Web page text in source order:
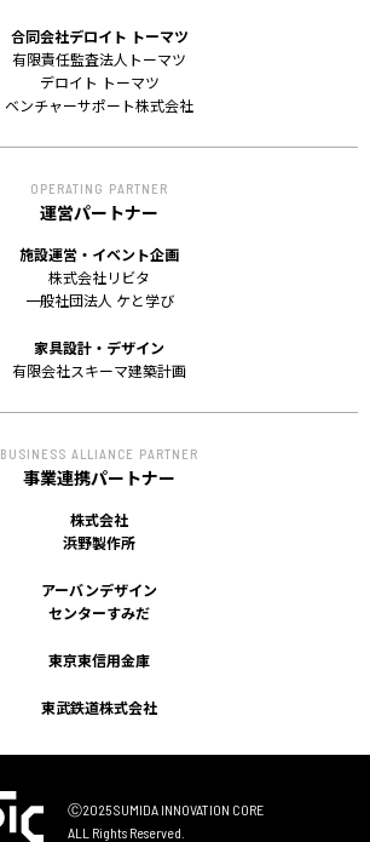
合同会社デロイト トーマツ
有限責任監査法人トーマツ
デロイト トーマツ
ベンチャーサポート株式会社
OPERATING PARTNER
運営パートナー
施設運営・イベント企画
株式会社リビタ
一般社団法人 ケと学び
家具設計・デザイン
有限会社スキーマ建築計画
BUSINESS ALLIANCE PARTNER
事業連携パートナー
株式会社
浜野製作所
アーバンデザイン
センターすみだ
東京東信用金庫
東武鉄道株式会社
Ⓒ2025 SUMIDA INNOVATION CORE
ALL Rights Reserved.